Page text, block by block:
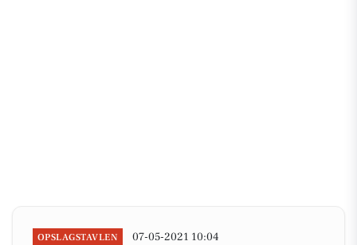
OPSLAGSTAVLEN 07-05-2021 10:04